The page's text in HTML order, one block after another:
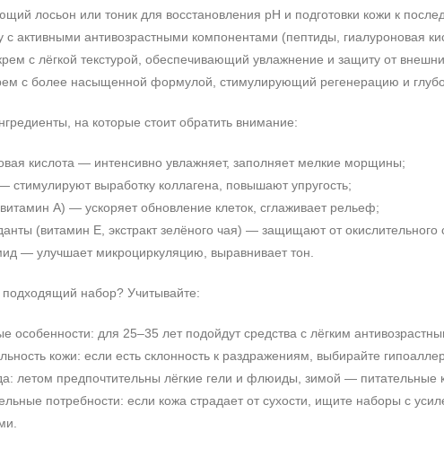
лосьон или тоник для восстановления pH и подготовки кожи к
с активными антивозрастными компонентами (пептиды, гиалуроновая
с лёгкой текстурой, обеспечивающий увлажнение и защиту от
с более насыщенной формулой, стимулирующий регенерацию и
на которые стоит обратить внимание:
кислота — интенсивно увлажняет, заполняет мелкие морщины;
выработку коллагена, повышают упругость;
А) — ускоряет обновление клеток, сглаживает рельеф;
(витамин Е, экстракт зелёного чая) — защищают от окислительного
— улучшает микроциркуляцию, выравнивает тон.
подходящий набор? Учитывайте:
особенности: для 25–35 лет подойдут средства с лёгким
кожи: если есть склонность к раздражениям, выбирайте
летом предпочтительны лёгкие гели и флюиды, зимой — питательные
потребности: если кожа страдает от сухости, ищите наборы с